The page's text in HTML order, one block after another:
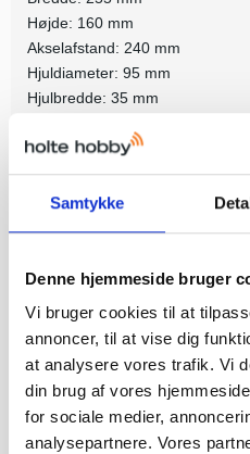
Samtykke
Denne hjemmeside bruger
Vi bruger cookies til at
annoncer, til at vise dig
at analysere vores trafik. Vi
din brug af vores
for sociale medier,
analysepartnere. Vores
Højde: 160 mm
Akselafstand: 240 mm
Hjuldiameter: 95 mm
Hjulbredde: 35 mm
Nødvendige dele:
3 x AA-batterier til sender
Relaterede produkter